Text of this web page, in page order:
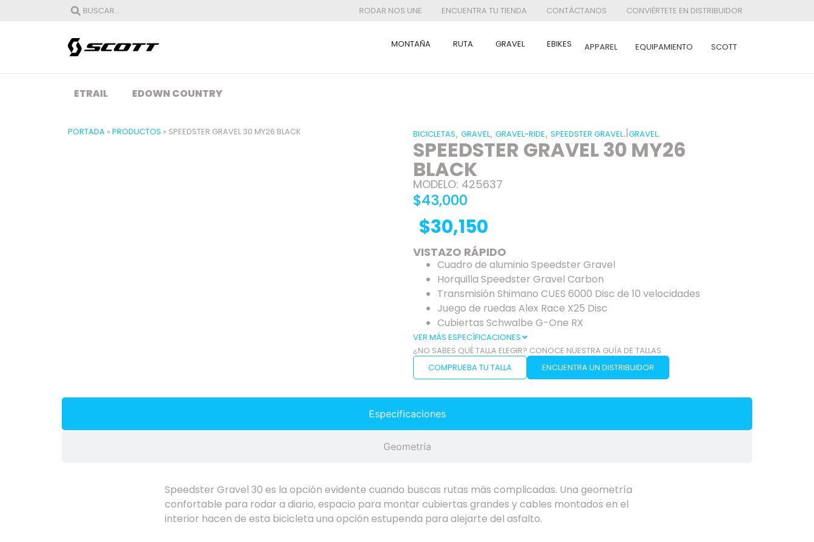
RODAR NOS UNE ENCUENTRA TU TIENDA CONTÁCTANOS CONVIÉRTETE EN DISTRIBUIDOR
MONTAÑA RUTA GRAVEL EBIKES APPAREL EQUIPAMIENTO SCOTT
ETRAIL EDOWN COUNTRY
PORTADA » PRODUCTOS » SPEEDSTER GRAVEL 30 MY26 BLACK BICICLETAS, GRAVEL, GRAVEL-RIDE, SPEEDSTER GRAVEL.|GRAVEL.
SPEEDSTER GRAVEL 30 MY26
BLACK
MODELO: 425637
$43,000
$30,150
VISTAZO RÁPIDO
Cuadro de aluminio Speedster Gravel
Horquilla Speedster Gravel Carbon
Transmisión Shimano CUES 6000 Disc de 10 velocidades
Juego de ruedas Alex Race X25 Disc
Cubiertas Schwalbe G-One RX
VER MÁS ESPECÍFICACIONES
¿NO SABES QUÉ TALLA ELEGIR? CONOCE NUESTRA GUÍA DE TALLAS.
COMPRUEBA TU TALLA
ENCUENTRA UN DISTRIBUIDOR
Especificaciones
Geometría
Speedster Gravel 30 es la opción evidente cuando buscas rutas más complicadas. Una geometría
confortable para rodar a diario, espacio para montar cubiertas grandes y cables montados en el
interior hacen de esta bicicleta una opción estupenda para alejarte del asfalto.